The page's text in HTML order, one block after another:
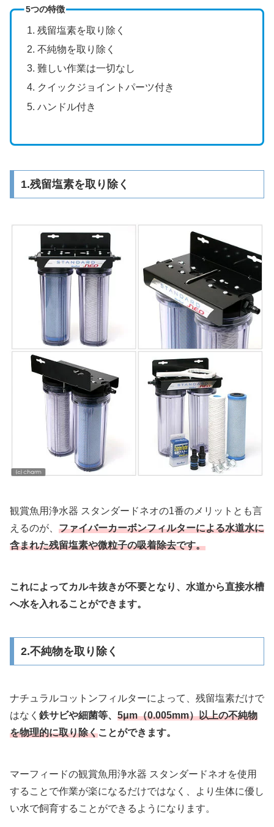
5つの特徴
残留塩素を取り除く
不純物を取り除く
難しい作業は一切なし
クイックジョイントパーツ付き
ハンドル付き
1.残留塩素を取り除く
観賞魚用浄水器 スタンダードネオの1番のメリットとも言
えるのが、 ファイバーカーボンフィルターによる水道水に
含まれた残留塩素や微粒子の吸着除去です。
これによってカルキ抜きが不要となり、水道から直接水槽
へ水を入れることができます。
2.不純物を取り除く
ナチュラルコットンフィルターによって、残留塩素だけで
はなく 鉄サビや細菌等、 5μm（0.005mm）以上の不純物
を物理的に取り除くことができます。
マーフィードの観賞魚用浄水器 スタンダードネオを使用
することで作業が楽になるだけではなく、より生体に優し
い水で飼育することができるようになります。